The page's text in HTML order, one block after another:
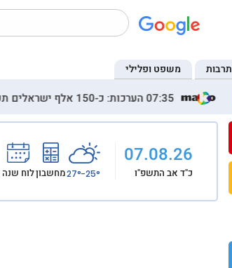
תרבות משפט ופלילי
07:35 הערכות: כ-150 אלף ישראלים תקועים כרגע בחו"ל
07.08.26
כ"ד אב התשפ"ו 25°-27° מחשבוןלוח שנה